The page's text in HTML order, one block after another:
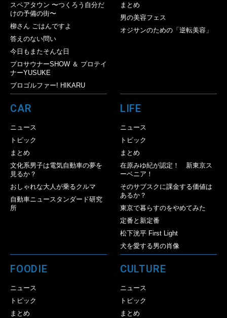
スペアタウン 〜つくろう自分だ
けの予備の街〜
柳さん ごはんですよ
答えのない問い
今日もまたそんな日
プロサウナーSHOW ＆ プロテイ
ナーYUSUKE
プロゴルファー! HIKARU
まとめ
男の美容フェス
オジサンのための「逆転美容」
CAR
ニュース
トピック
まとめ
文化系男子は電気自動車の夢を
見るか？
おしゃれな大人が乗るクルマ
自動車ニュースタンダード研究
所
LIFE
ニュース
トピック
まとめ
在原みゆ紀が認定！ 新東京ス
ーベニア！
そのサブスクに課金する価値は
あるか？
東京で暮らすのをやめてみた
定番と新定番
松下洸平 First Light
犬を愛する男の肖像
FOODIE
ニュース
トピック
まとめ
CULTURE
ニュース
トピック
まとめ